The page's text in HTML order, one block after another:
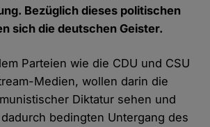
Bezüglich dieses politischen
sich die deutschen Geister.
Parteien wie die CDU und CSU
Medien, wollen darin die
Diktatur sehen und
bedingten Untergang des